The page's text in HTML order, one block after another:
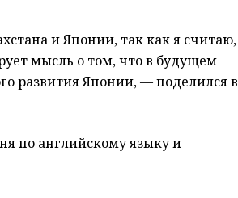
и Японии, так как я считаю,
мысль о том, что в будущем
развития Японии, — поделился в
по английскому языку и